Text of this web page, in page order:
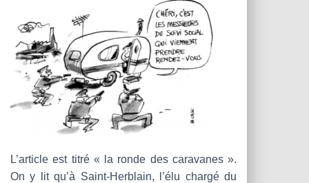
L’article est titré « la ronde des caravanes ».
On y lit qu’à Saint-Herblain, l’élu chargé du